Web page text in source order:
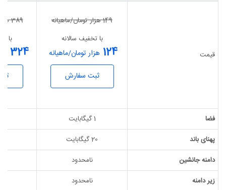
قیمت
149هزار تومان/ماهیانه
با تخفیف سالانه
124 هزار تومان/ماهیانه
ثبت سفارش
389
با
324
فضا 1 گیگابایت
پهنای باند
20 گیگابایت
دامنه جانشین
نامحدود
زیر دامنه
نامحدود